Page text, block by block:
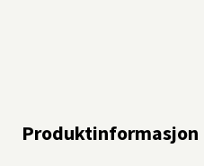
Produktinformasjon